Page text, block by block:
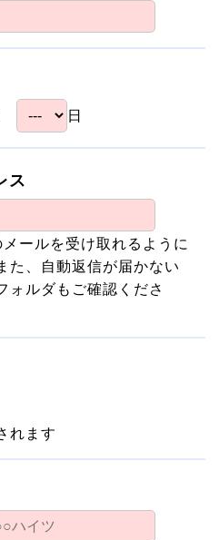
日
ス
ールを受け取れるように
た、自動返信が届かない
ォルダもご確認くださ
れます